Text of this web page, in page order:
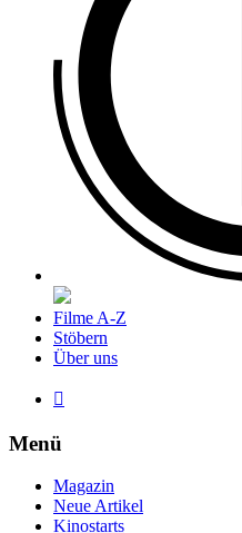
Filme A-Z
Stöbern
Über uns

Menü
Magazin
Neue Artikel
Kinostarts